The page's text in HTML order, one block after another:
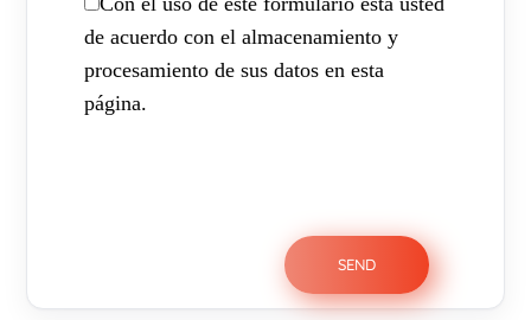
de acuerdo con el almacenamiento y
procesamiento de sus datos en esta
página.